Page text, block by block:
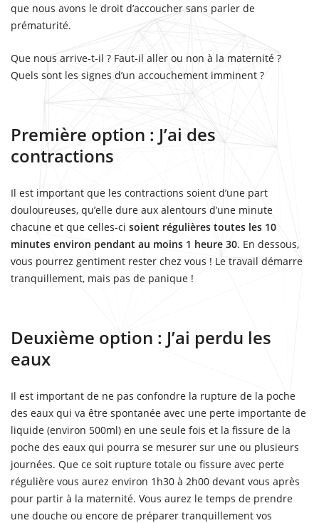
que nous avons le droit d’accoucher sans parler de
prématurité.
Que nous arrive-t-il ? Faut-il aller ou non à la maternité ?
Quels sont les signes d’un accouchement imminent ?
Première option : J’ai des
contractions
Il est important que les contractions soient d’une part
douloureuses, qu’elle dure aux alentours d’une minute
chacune et que celles-ci soient régulières toutes les 10
minutes environ pendant au moins 1 heure 30. En dessous,
vous pourrez gentiment rester chez vous ! Le travail démarre
tranquillement, mais pas de panique !
Deuxième option : J’ai perdu les
eaux
Il est important de ne pas confondre la rupture de la poche
des eaux qui va être spontanée avec une perte importante de
liquide (environ 500ml) en une seule fois et la fissure de la
poche des eaux qui pourra se mesurer sur une ou plusieurs
journées. Que ce soit rupture totale ou fissure avec perte
régulière vous aurez environ 1h30 à 2h00 devant vous après
pour partir à la maternité. Vous aurez le temps de prendre
une douche ou encore de préparer tranquillement vos